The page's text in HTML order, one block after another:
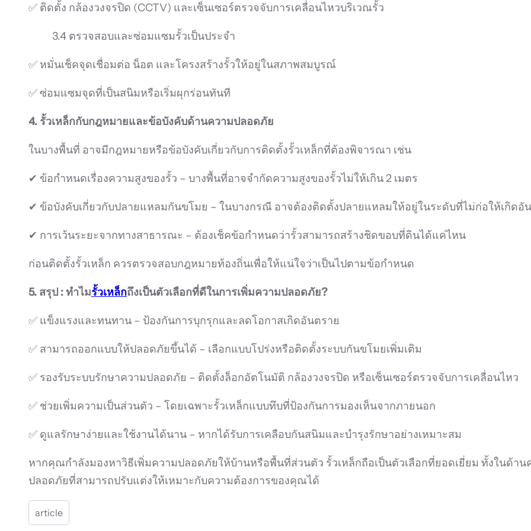
✅ ติดตั้ง กล้องวงจรปิด (CCTV) และเซ็นเซอร์ตรวจจับการเคลื่อนไหวบริเวณรั้ว
3.4 ตรวจสอบและซ่อมแซมรั้วเป็นประจำ
✅ หมั่นเช็คจุดเชื่อมต่อ น็อต และโครงสร้างรั้วให้อยู่ในสภาพสมบูรณ์
✅ ซ่อมแซมจุดที่เป็นสนิมหรือเริ่มผุกร่อนทันที
4. รั้วเหล็กกับกฎหมายและข้อบังคับด้านความปลอดภัย
ในบางพื้นที่ อาจมีกฎหมายหรือข้อบังคับเกี่ยวกับการติดตั้งรั้วเหล็กที่ต้องพิจารณา เช่น
✔ ข้อกำหนดเรื่องความสูงของรั้ว – บางพื้นที่อาจจำกัดความสูงของรั้วไม่ให้เกิน 2 เมตร
✔ ข้อบังคับเกี่ยวกับปลายแหลมกันขโมย – ในบางกรณี อาจต้องติดตั้งปลายแหลมให้อยู่ในระดับที่ไม่ก่อให้เกิดอั
✔ การเว้นระยะจากทางสาธารณะ – ต้องเช็คข้อกำหนดว่ารั้วสามารถสร้างชิดขอบที่ดินได้แค่ไหน
ก่อนติดตั้งรั้วเหล็ก ควรตรวจสอบกฎหมายท้องถิ่นเพื่อให้แน่ใจว่าเป็นไปตามข้อกำหนด
5. สรุป : ทำไมรั้วเหล็กถึงเป็นตัวเลือกที่ดีในการเพิ่มความปลอดภัย?
✅ แข็งแรงและทนทาน – ป้องกันการบุกรุกและลดโอกาสเกิดอันตราย
✅ สามารถออกแบบให้ปลอดภัยขึ้นได้ – เลือกแบบโปร่งหรือติดตั้งระบบกันขโมยเพิ่มเติม
✅ รองรับระบบรักษาความปลอดภัย – ติดตั้งล็อกอัตโนมัติ กล้องวงจรปิด หรือเซ็นเซอร์ตรวจจับการเคลื่อนไหว
✅ ช่วยเพิ่มความเป็นส่วนตัว – โดยเฉพาะรั้วเหล็กแบบทึบที่ป้องกันการมองเห็นจากภายนอก
✅ ดูแลรักษาง่ายและใช้งานได้นาน – หากได้รับการเคลือบกันสนิมและบำรุงรักษาอย่างเหมาะสม
หากคุณกำลังมองหาวิธีเพิ่มความปลอดภัยให้บ้านหรือพื้นที่ส่วนตัว รั้วเหล็กถือเป็นตัวเลือกที่ยอดเยี่ยม ทั้งในด้า
ปลอดภัยที่สามารถปรับแต่งให้เหมาะกับความต้องการของคุณได้
article